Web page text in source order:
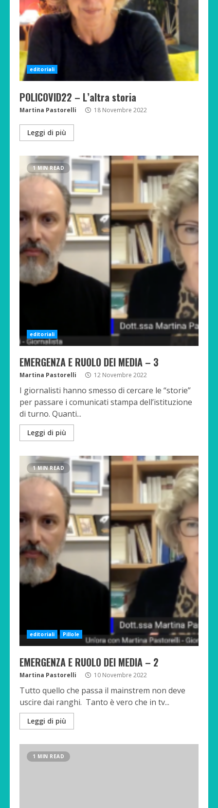
editoriali
POLICOVID22 – L’altra storia
Martina Pastorelli 18 Novembre 2022
Leggi di più
1 MIN READ
editoriali
EMERGENZA E RUOLO DEI MEDIA – 3
Martina Pastorelli 12 Novembre 2022
I giornalisti hanno smesso di cercare le “storie”
per passare i comunicati stampa dell’istituzione
di turno. Quanti...
Leggi di più
1 MIN READ
editoriali Pillole
EMERGENZA E RUOLO DEI MEDIA – 2
Martina Pastorelli 10 Novembre 2022
Tutto quello che passa il mainstrem non deve
uscire dai ranghi. Tanto è vero che in tv...
Leggi di più
1 MIN READ